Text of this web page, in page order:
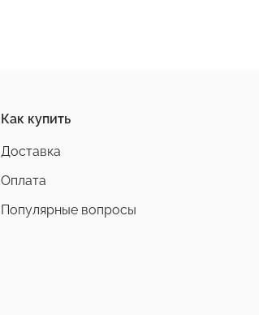
Как купить
Доставка
Оплата
Популярные вопросы